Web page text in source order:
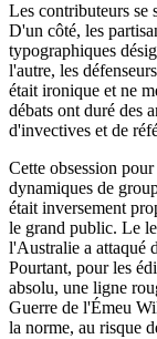
Les contributeurs se
D'un côté, les
typographiques
l'autre, les
était ironique et ne
débats ont duré des
d'invectives et de
Cette obsession
dynamiques de
était inversement
le grand public. Le
l'Australie a attaqué
Pourtant, pour les
absolu, une ligne
Guerre de l'Émeu
la norme, au risque